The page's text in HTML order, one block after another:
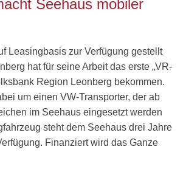
Seehaus mobiler
Leasingbasis zur Verfügung gestellt
hat für seine Arbeit das erste „VR-
Region Leonberg bekommen.
um einen VW-Transporter, der ab
im Seehaus eingesetzt werden
steht dem Seehaus drei Jahre
Finanziert wird das Ganze